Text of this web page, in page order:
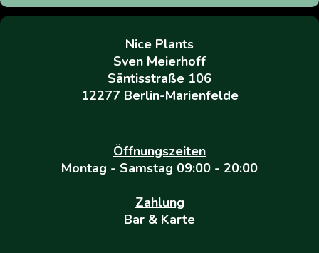
Nice Plants
Sven Meierhoff
Säntisstraße 106
12277 Berlin-Marienfelde
Öffnungszeiten
Montag - Samstag 09:00 - 20:00
Zahlung
Bar & Karte